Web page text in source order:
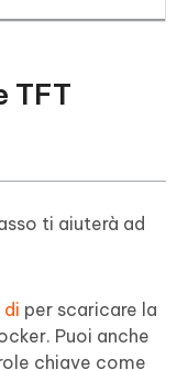
TFT
ti aiuterà ad
di per scaricare la
Puoi anche
chiave come